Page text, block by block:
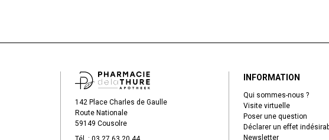
142 Place Charles de Gaulle
Route Nationale
59149 Cousolre
INFORMATION
Qui sommes-nous ?
Visite virtuelle
Poser une question
Déclarer un effet
Newsletter